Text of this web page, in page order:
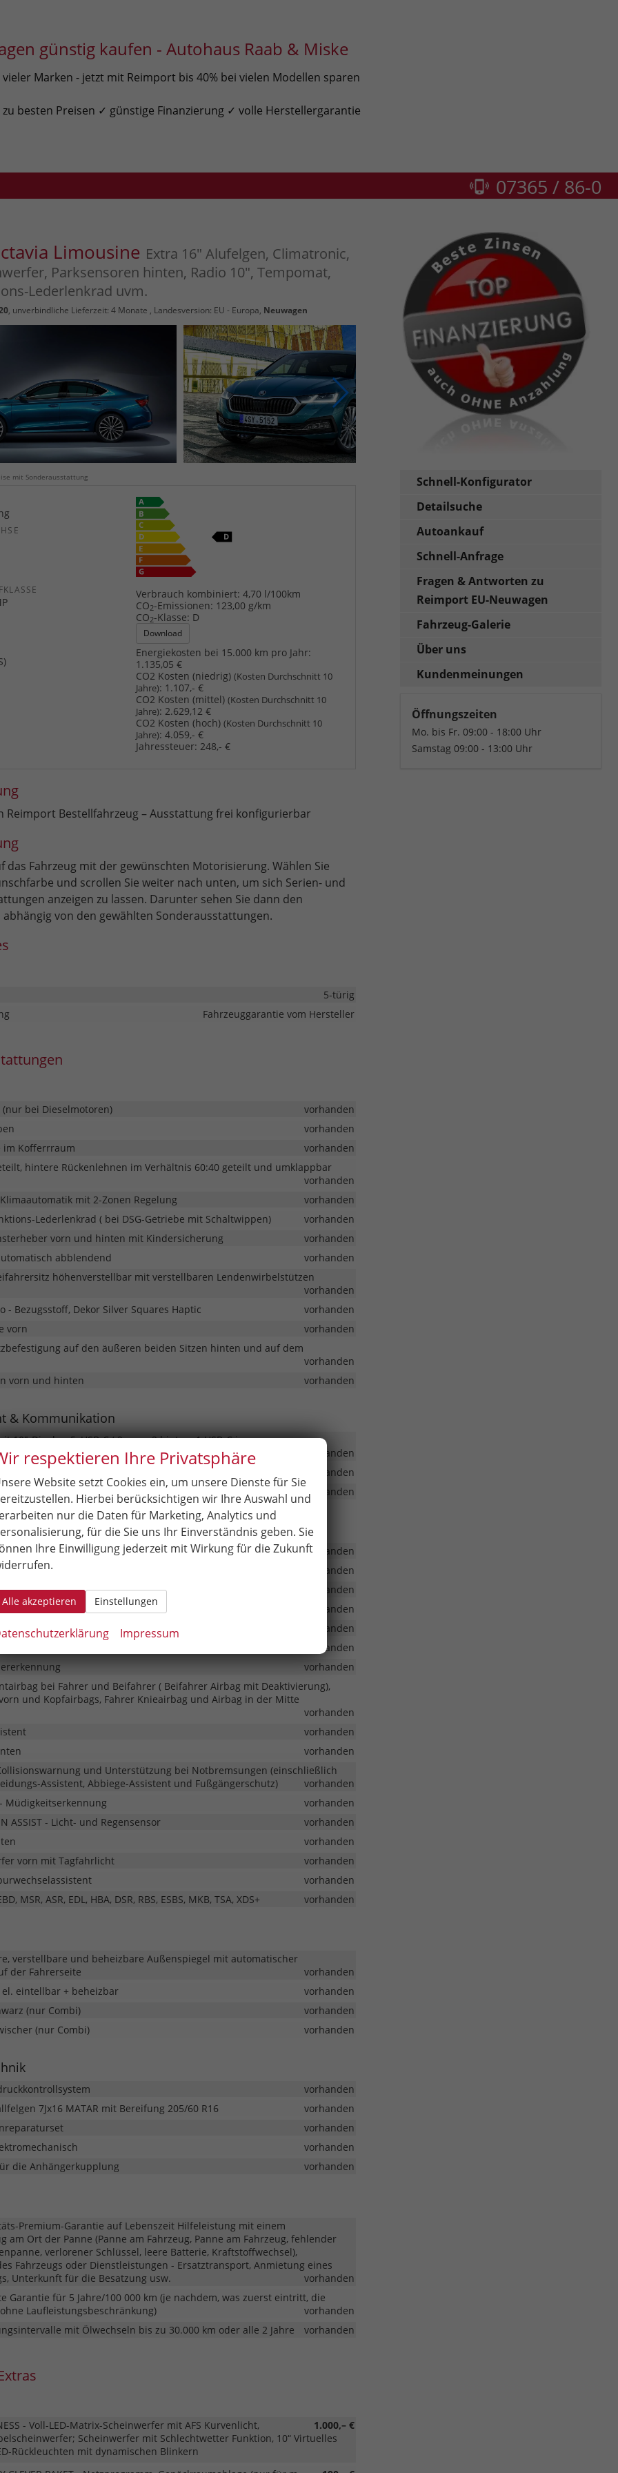
günstig kaufen - Autohaus Raab & Miske
vieler Marken - jetzt mit Reimport bis 40% bei vielen Modellen sparen
zu besten Preisen ✓ günstige Finanzierung ✓ volle Herstellergarantie
07365 / 86-0
Limousine Extra 16" Alufelgen, Climatronic,
Parksensoren hinten, Radio 10", Tempomat,
Lederlenkrad uvm.
, unverbindliche Lieferzeit: 4 Monate , Landesversion: EU - Europa, Neuwagen
mit Sonderausstattung
Verbrauch kombiniert: 4,70 l/100km
CO2-Emissionen: 123,00 g/km
CO2-Klasse: D
Download
Energiekosten bei 15.000 km pro Jahr:
1.135,05 €
CO2 Kosten (niedrig)(Kosten Durchschnitt 10
Jahre): 1.107,- €
CO2 Kosten (mittel)(Kosten Durchschnitt 10
Jahre): 2.629,12 €
CO2 Kosten (hoch)(Kosten Durchschnitt 10
Jahre): 4.059,- €
Jahressteuer: 248,- €
Reimport Bestellfahrzeug – Ausstattung frei konfigurierbar
das Fahrzeug mit der gewünschten Motorisierung. Wählen Sie
und scrollen Sie weiter nach unten, um sich Serien- und
anzeigen zu lassen. Darunter sehen Sie dann den
abhängig von den gewählten Sonderausstattungen.
5-türig
Fahrzeuggarantie vom Hersteller
bei Dieselmotoren)
vorhanden
vorhanden
im Kofferrraum
vorhanden
hintere Rückenlehnen im Verhältnis 60:40 geteilt und umklappbar
vorhanden
Klimaautomatik mit 2-Zonen Regelung
vorhanden
Lederlenkrad ( bei DSG-Getriebe mit Schaltwippen)
vorhanden
vorn und hinten mit Kindersicherung
vorhanden
abblendend
vorhanden
höhenverstellbar mit verstellbaren Lendenwirbelstützen
vorhanden
- Bezugsstoff, Dekor Silver Squares Haptic
vorhanden
vorn
vorhanden
auf den äußeren beiden Sitzen hinten und auf dem
vorhanden
vorn und hinten
vorhanden
& Kommunikation
10"-Display, 5xUSB-C ( 2 vorn; 2 hinten; 1 USB-C im
8 Lautsprecher, Bluetooth, kabelloses Smartlink
vorhanden
vorhanden
10"-Display, 5xUSB-C , 8 Lautsprecher, Bluetooth
vorhanden
Assistenz
mit Fernsteuerung und Startknopf
vorhanden
vorhanden
- Notruffunktion
vorhanden
3 Jahre
vorhanden
vorhanden
vorhanden
vorhanden
bei Fahrer und Beifahrer ( Beifahrer Airbag mit Deaktivierung),
und Kopfairbags, Fahrer Knieairbag und Airbag in der Mitte
vorhanden
vorhanden
vorhanden
und Unterstützung bei Notbremsungen (einschließlich
Assistent, Abbiege-Assistent und Fußgängerschutz)
vorhanden
- Müdigkeitserkennung
vorhanden
ASSIST - Licht- und Regensensor
vorhanden
vorhanden
vorn mit Tagfahrlicht
vorhanden
vorhanden
MSR, ASR, EDL, HBA, DSR, RBS, ESBS, MKB, TSA, XDS+
vorhanden
verstellbare und beheizbare Außenspiegel mit automatischer
der Fahrerseite
vorhanden
el. eintellbar + beheizbar
vorhanden
(nur Combi)
vorhanden
(nur Combi)
vorhanden
vorhanden
7Jx16 MATAR mit Bereifung 205/60 R16
vorhanden
vorhanden
vorhanden
die Anhängerkupplung
vorhanden
Premium-Garantie auf Lebenszeit Hilfeleistung mit einem
am Ort der Panne (Panne am Fahrzeug, Panne am Fahrzeug, fehlender
verlorener Schlüssel, leere Batterie, Kraftstoffwechsel),
Fahrzeugs oder Dienstleistungen - Ersatztransport, Anmietung eines
Unterkunft für die Besatzung usw.
vorhanden
Garantie für 5 Jahre/100 000 km (je nachdem, was zuerst eintritt, die
Laufleistungsbeschränkung)
vorhanden
mit Ölwechseln bis zu 30.000 km oder alle 2 Jahre
vorhanden
1.000,– €
- Voll-LED-Matrix-Scheinwerfer mit AFS Kurvenlicht,
Scheinwerfer mit Schlechtwetter Funktion, 10“ Virtuelles
Rückleuchten mit dynamischen Blinkern
Schnell-Konfigurator
Detailsuche
Autoankauf
Schnell-Anfrage
Fragen & Antworten zu
Reimport EU-Neuwagen
Fahrzeug-Galerie
Über uns
Kundenmeinungen
Öffnungszeiten
Mo. bis Fr. 09:00 - 18:00 Uhr
Samstag 09:00 - 13:00 Uhr
respektieren Ihre Privatsphäre
Website setzt Cookies ein, um unsere Dienste für Sie
Hierbei berücksichtigen wir Ihre Auswahl und
nur die Daten für Marketing, Analytics und
für die Sie uns Ihr Einverständnis geben. Sie
Ihre Einwilligung jederzeit mit Wirkung für die Zukunft
Alle akzeptieren Einstellungen
Impressum